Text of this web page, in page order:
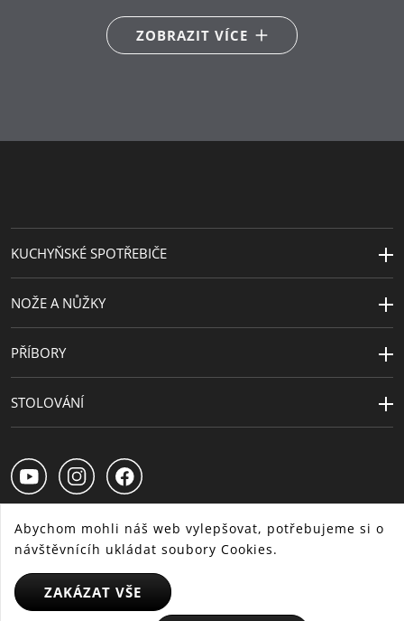
9.5
balení
materiál
ZOBRAZIT VÍCE
KUCHYŇSKÉ SPOTŘEBIČE
NOŽE A NŮŽKY
PŘÍBORY
STOLOVÁNÍ
Abychom mohli náš web vylepšovat, potřebujeme si o
návštěvnícíh ukládat soubory Cookies.
ZAKÁZAT VŠE